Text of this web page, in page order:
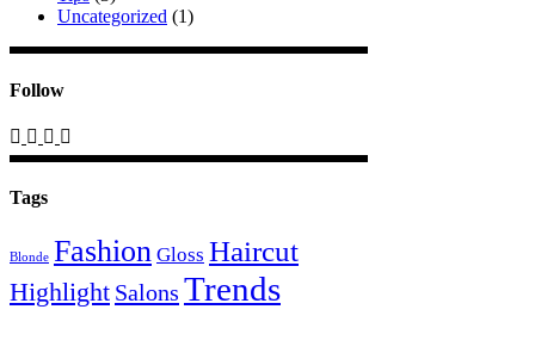
Uncategorized (1)
Follow
Tags
Blonde Fashion Gloss Haircut
Highlight Salons Trends